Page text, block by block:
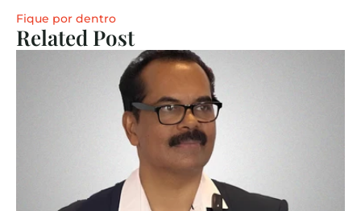
Fique por dentro
Related Post